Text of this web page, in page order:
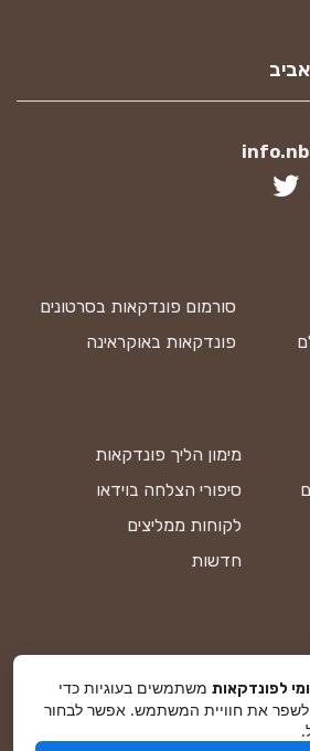
מימון הליך פונדקאות
סיפורי הצלחה בוידאו
לקוחות ממליצים
חדשות
סורמום פונדקאות בסרטונים
פונדקאות באוקראינה
משתמשים בעוגיות כדי
את חוויית המשתמש. אפשר לבחור